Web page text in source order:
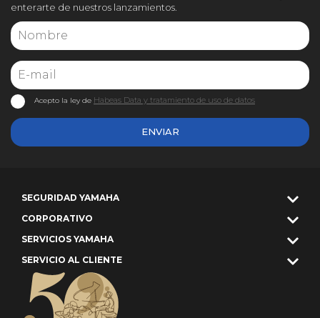
enterarte de nuestros lanzamientos.
ENVIAR
Acepto la ley de Habeas Data y tratamiento de uso de datos
SEGURIDAD YAMAHA
CORPORATIVO
SERVICIOS YAMAHA
SERVICIO AL CLIENTE